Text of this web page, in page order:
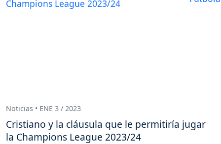
Noticias • ENE 3 / 2023
Cristiano y la cláusula que le permitiría jugar
la Champions League 2023/24